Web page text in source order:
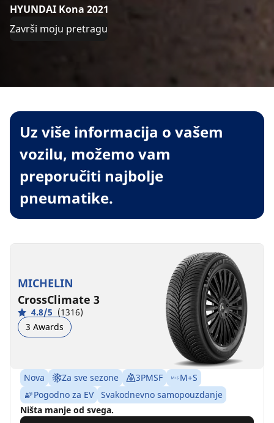
HYUNDAI Kona 2021
Završi moju pretragu
Uz više informacija o vašem
vozilu, možemo vam
preporučiti najbolje
pneumatike.
MICHELIN
CrossClimate 3
4.8/5 (1316)
3 Awards
Nova Za sve sezone 3PMSF
M+S
Pogodno za EV
Svakodnevno samopouzdanje
Ništa manje od svega.